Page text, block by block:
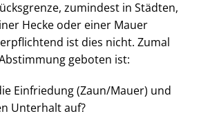
zumindest in Städten,
Hecke oder einer Mauer
ist dies nicht. Zumal
geboten ist:
Einfriedung (Zaun/Mauer) und
Unterhalt auf?